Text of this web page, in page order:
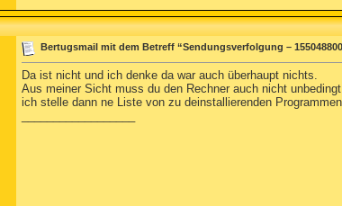
Bertugsmail mit dem Betreff “Sendungsverfolgung –
Da ist nicht und ich denke da war auch überhaupt nichts.
Aus meiner Sicht muss du den Rechner auch nicht
ich stelle dann ne Liste von zu deinstallierenden